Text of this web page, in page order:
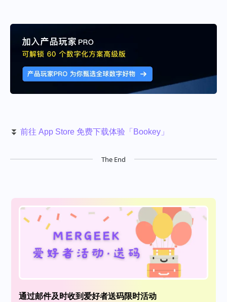
⏬ 前往 App Store 免费下载体验「Bookey」
The End
通过邮件及时收到爱好者送码限时活动